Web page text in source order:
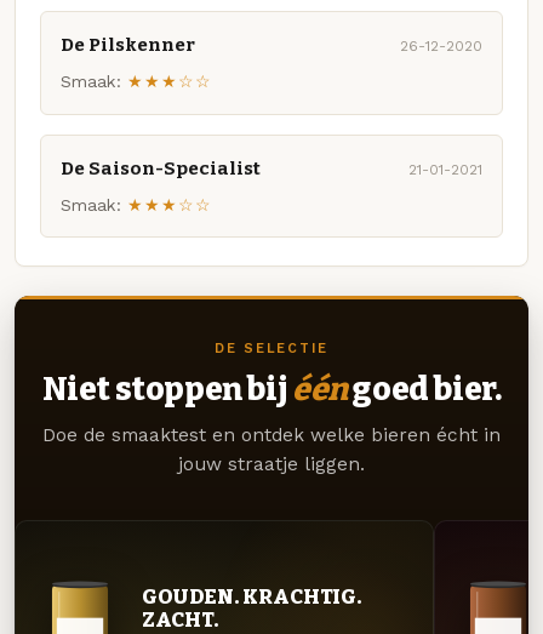
De Pilskenner 26-12-2020
Smaak: ★★★☆☆
De Saison-Specialist 21-01-2021
Smaak: ★★★☆☆
DE SELECTIE
Niet stoppen bij ééngoed bier.
Doe de smaaktest en ontdek welke bieren écht in
jouw straatje liggen.
GOUDEN. KRACHTIG.
ZACHT.